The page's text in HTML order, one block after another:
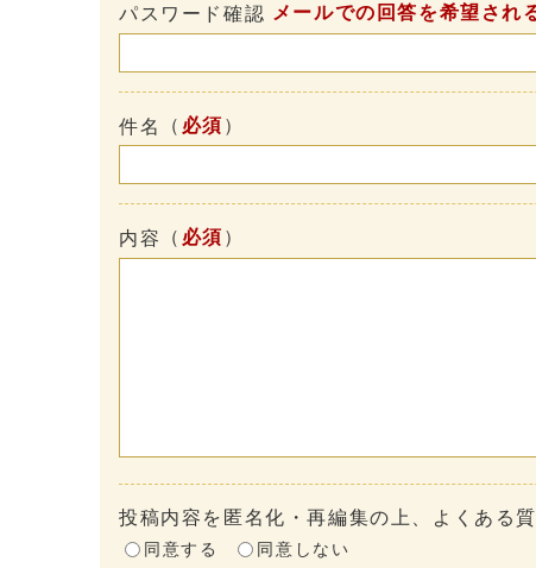
パスワード確認 メールでの回答を希望され
件名 （ 必須 ）
内容 （ 必須 ）
投稿内容を匿名化・再編集の上、よくある
同意する 同意しない